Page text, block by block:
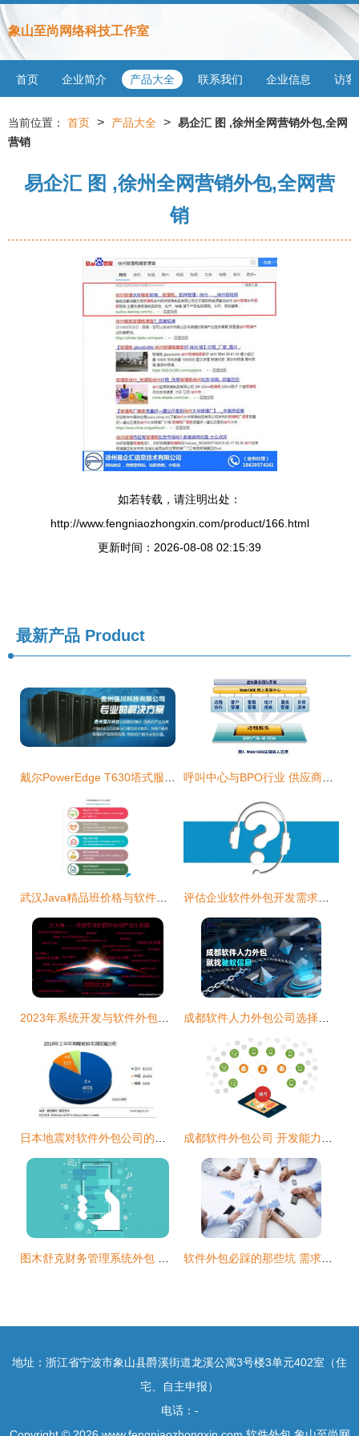
象山至尚网络科技工作室
首页 企业简介 产品大全 联系我们 企业信息 访客
当前位置： 首页 > 产品大全 > 易企汇 图 ,徐州全网营销外包,全网
营销
易企汇 图 ,徐州全网营销外包,全网营
销
如若转载，请注明出处：
http://www.fengniaozhongxin.com/product/166.html
更新时间：2026-08-08 02:15:39
最新产品 Product
地址：浙江省宁波市象山县爵溪街道龙溪公寓3号楼3单元402室（住
宅、自主申报）
电话：-